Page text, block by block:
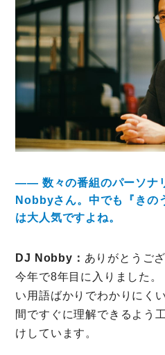
―― 数々の番組のパーソナ
Nobbyさん。中でも『きの
は大人気ですよね。
DJ Nobby： ありがとうご
今年で8年目に入りました
い用語ばかりでわかりにく
間ですぐに理解できるよう
けしています。